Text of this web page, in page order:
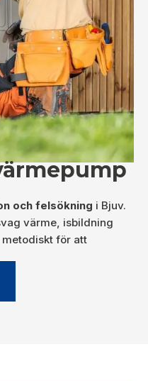
och felsökning i Bjuv.
värme, isbildning
för att